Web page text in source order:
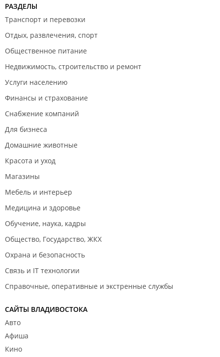
РАЗДЕЛЫ
Транспорт и перевозки
Отдых, развлечения, спорт
Общественное питание
Недвижимость, строительство и ремонт
Услуги населению
Финансы и страхование
Снабжение компаний
Для бизнеса
Домашние животные
Красота и уход
Магазины
Мебель и интерьер
Медицина и здоровье
Обучение, наука, кадры
Общество, Государство, ЖКХ
Охрана и безопасность
Связь и IT технологии
Справочные, оперативные и экстренные службы
САЙТЫ ВЛАДИВОСТОКА
Авто
Афиша
Кино